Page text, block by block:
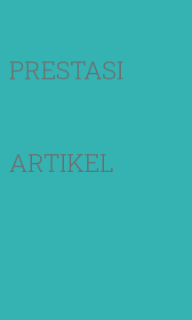
PRESTASI
ARTIKEL